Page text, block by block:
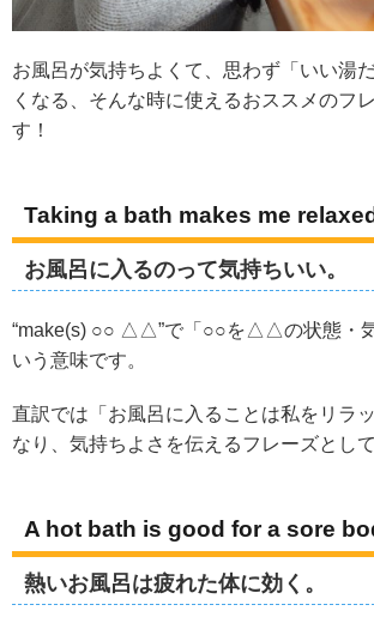
お風呂が気持ちよくて、思わず「いい湯
くなる、そんな時に使えるおススメのフ
す！
Taking a bath makes me
お風呂に入るのって気持ちいい。
“make(s) ○○ △△”で「○○を△△の状態・
いう意味です。
直訳では「お風呂に入ることは私をリラ
なり、気持ちよさを伝えるフレーズとして
A hot bath is good for a sore
熱いお風呂は疲れた体に効く。